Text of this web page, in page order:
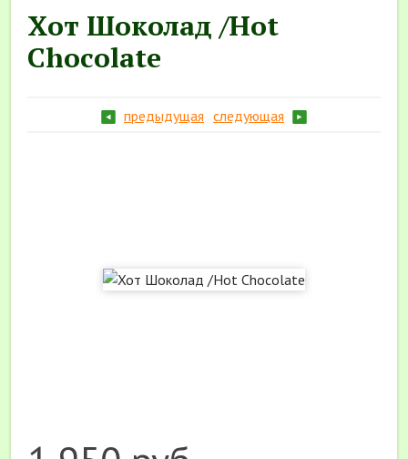
Хот Шоколад /Hot
Chocolate
предыдущая следующая